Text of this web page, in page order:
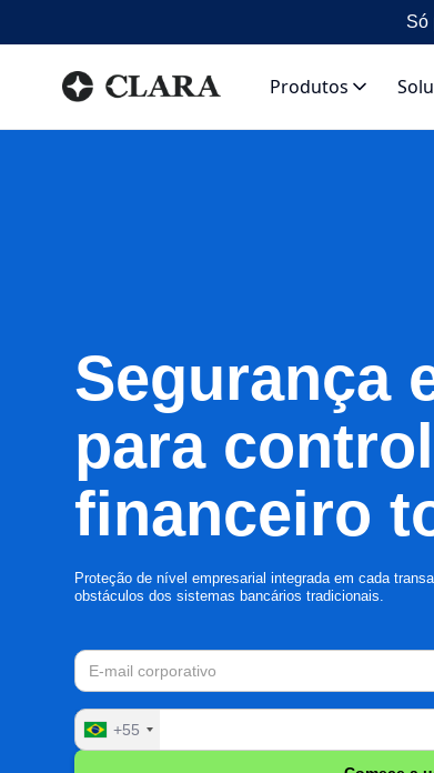
Só
Produtos
Segurança
para
financeiro
Proteção de nível empresarial integrada em cada
obstáculos dos sistemas bancários tradicionais.
+55